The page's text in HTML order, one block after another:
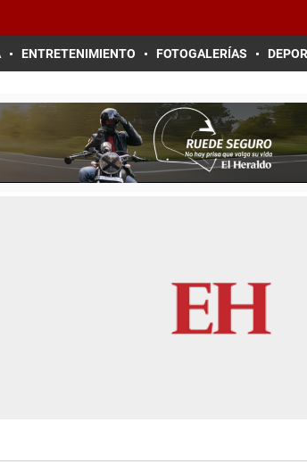
ENTRETENIMIENTO FOTOGALERÍAS